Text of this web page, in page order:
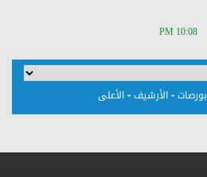
10:08 PM
بورصات-الأرشيف-الأعلى